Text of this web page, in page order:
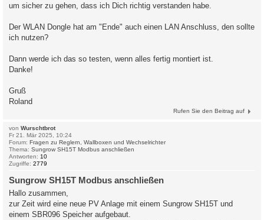
um sicher zu gehen, dass ich Dich richtig verstanden habe.
Der WLAN Dongle hat am "Ende" auch einen LAN Anschluss, den sollte
ich nutzen?
Dann werde ich das so testen, wenn alles fertig montiert ist.
Danke!
Gruß
Roland
Rufen Sie den Beitrag auf
von Wurschtbrot
Fr 21. Mär 2025, 10:24
Forum: Fragen zu Reglern, Wallboxen und Wechselrichter
Thema: Sungrow SH15T Modbus anschließen
Antworten: 10
Zugriffe: 2779
Sungrow SH15T Modbus anschließen
Hallo zusammen,
zur Zeit wird eine neue PV Anlage mit einem Sungrow SH15T und
einem SBR096 Speicher aufgebaut.